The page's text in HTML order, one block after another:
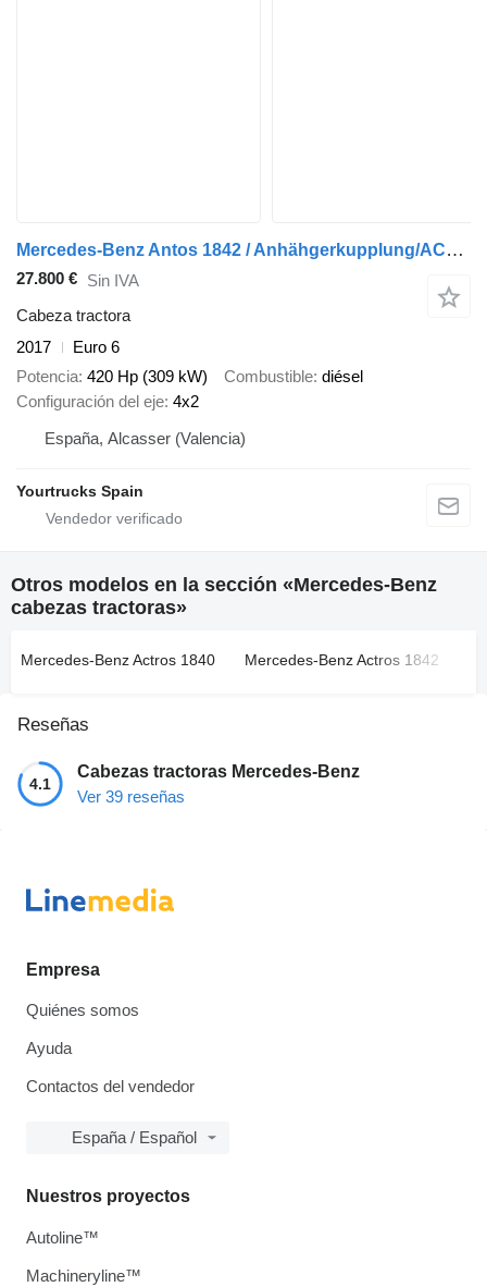
Mercedes-Benz Antos 1842 / Anhähgerkupplung/ACC/Standheizung
27.800 € Sin IVA
Cabeza tractora
2017
Euro 6
Potencia 420 Hp (309 kW) Combustible diésel
Configuración del eje 4x2
España, Alcasser (Valencia)
Yourtrucks Spain
Otros modelos en la sección «Mercedes-Benz
cabezas tractoras»
Mercedes-Benz Actros 1840 Mercedes-Benz Actros 1842
Reseñas
4.1
Cabezas tractoras Mercedes-Benz
Ver 39 reseñas
Empresa
Quiénes somos
Ayuda
Contactos del vendedor
España / Español
Nuestros proyectos
Autoline™
Machineryline™